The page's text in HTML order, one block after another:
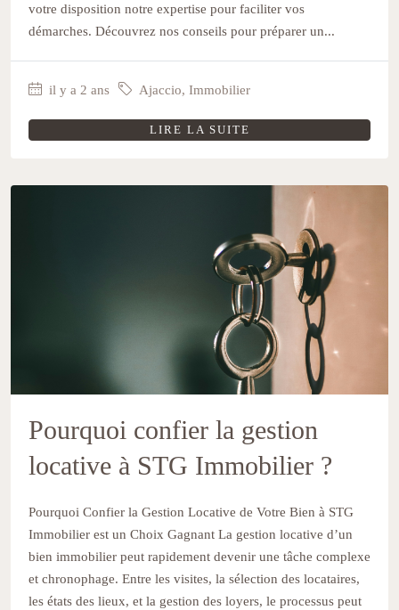
votre disposition notre expertise pour faciliter vos
démarches. Découvrez nos conseils pour préparer un...
il y a 2 ans Ajaccio, Immobilier
LIRE LA SUITE
Pourquoi confier la gestion
locative à STG Immobilier ?
Pourquoi Confier la Gestion Locative de Votre Bien à STG
Immobilier est un Choix Gagnant La gestion locative d’un
bien immobilier peut rapidement devenir une tâche complexe
et chronophage. Entre les visites, la sélection des locataires,
les états des lieux, et la gestion des loyers, le processus peut